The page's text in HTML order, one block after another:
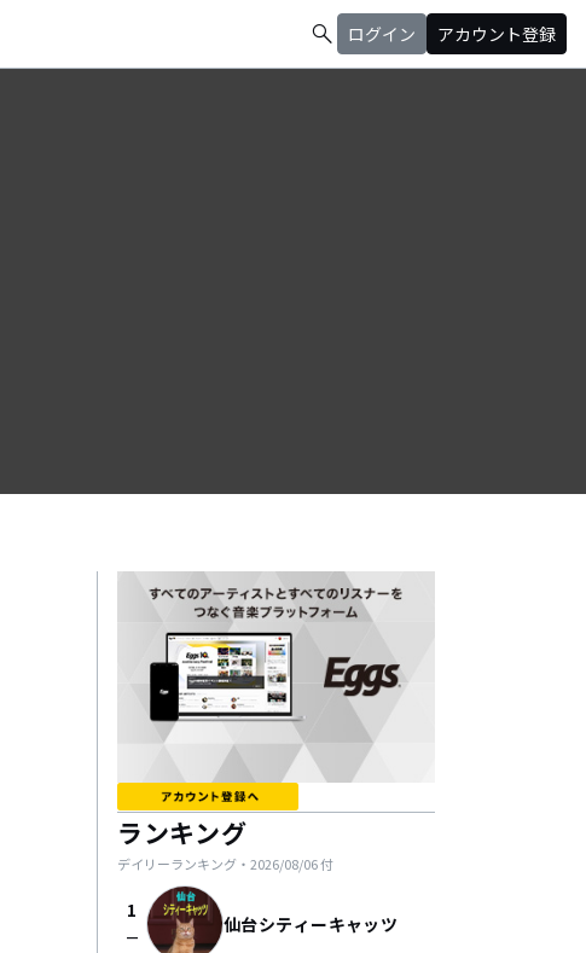
search ログイン アカウント登録
ランキング
デイリーランキング・ 2026/08/06付
1
check_indeterminate_small 仙台シティーキャッツ